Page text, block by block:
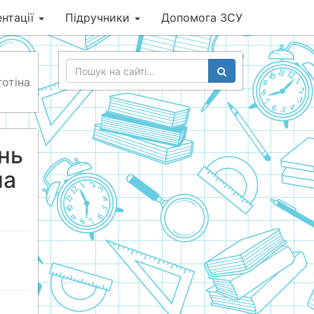
Підручники Допомога ЗСУ